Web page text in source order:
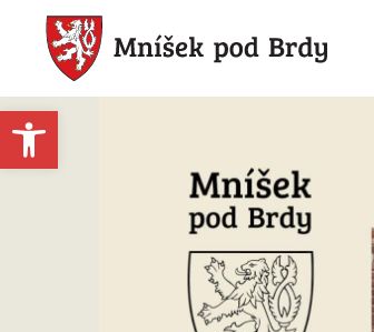
Open toolbar